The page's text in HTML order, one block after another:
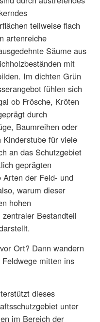
teilweise flach
artenreiche
Säume aus
mit
Im dichten Grün
fühlen sich
ob Frösche, Kröten
durch
Baumreihen oder
Kinderstube für viele
an das Schutzgebiet
geprägten
Arten der Feld- und
warum dieser
hohen
Bestandteil
Ort? Dann wandern
mitten ins
dieses
unter
im Bereich der